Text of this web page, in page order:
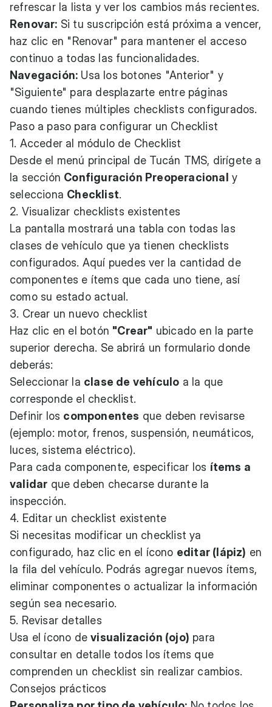
refrescar la lista y ver los cambios más recientes.
Renovar: Si tu suscripción está próxima a vencer,
haz clic en "Renovar" para mantener el acceso
continuo a todas las funcionalidades.
Navegación: Usa los botones "Anterior" y
"Siguiente" para desplazarte entre páginas
cuando tienes múltiples checklists configurados.
Paso a paso para configurar un Checklist
1. Acceder al módulo de Checklist
Desde el menú principal de Tucán TMS, dirígete a
la sección Configuración Preoperacional y
selecciona Checklist.
2. Visualizar checklists existentes
La pantalla mostrará una tabla con todas las
clases de vehículo que ya tienen checklists
configurados. Aquí puedes ver la cantidad de
componentes e ítems que cada uno tiene, así
como su estado actual.
3. Crear un nuevo checklist
Haz clic en el botón "Crear" ubicado en la parte
superior derecha. Se abrirá un formulario donde
deberás:
Seleccionar la clase de vehículo a la que
corresponde el checklist.
Definir los componentes que deben revisarse
(ejemplo: motor, frenos, suspensión, neumáticos,
luces, sistema eléctrico).
Para cada componente, especificar los ítems a
validar que deben checarse durante la
inspección.
4. Editar un checklist existente
Si necesitas modificar un checklist ya
configurado, haz clic en el ícono editar (lápiz) en
la fila del vehículo. Podrás agregar nuevos ítems,
eliminar componentes o actualizar la información
según sea necesario.
5. Revisar detalles
Usa el ícono devisualización (ojo) para
consultar en detalle todos los ítems que
comprenden un checklist sin realizar cambios.
Consejos prácticos